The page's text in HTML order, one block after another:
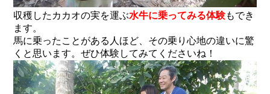
収穫したカカオの実を運ぶ水牛に乗ってみる体験もでき
ます。
馬に乗ったことがある人ほど、その乗り心地の違いに驚
くと思います。ぜひ体験してみてくださいね！